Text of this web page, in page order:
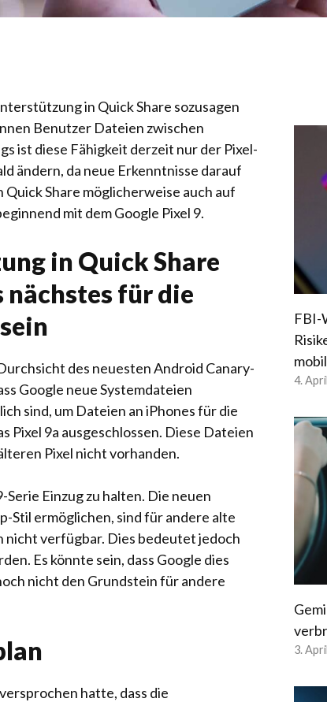
in Quick Share sozusagen
Benutzer Dateien zwischen
ist diese Fähigkeit derzeit nur der Pixel-
ändern, da neue Erkenntnisse darauf
Share möglicherweise auch auf
mit dem Google Pixel 9.
in Quick Share
für die
des neuesten Android Canary-
Google neue Systemdateien
sind, um Dateien an iPhones für die
Pixel 9a ausgeschlossen. Diese Dateien
Pixel nicht vorhanden.
Einzug zu halten. Die neuen
Stil ermöglichen, sind für andere alte
nicht verfügbar. Dies bedeutet jedoch
Es könnte sein, dass Google dies
nicht den Grundstein für andere
hatte, dass die
FBI-
4.
3.